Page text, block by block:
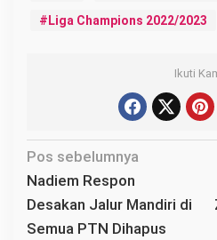
Liga Champions 2022/2023
Ikuti
N
a
v
i
Pos sebelumnya
Nadiem Respon
Desakan Jalur Mandiri di
Semua PTN Dihapus